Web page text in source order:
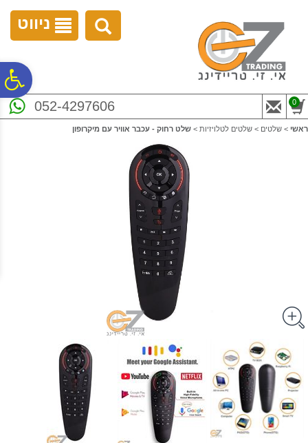
נגישות
ניווט
052-4297606 0
ראשי > שלטים > שלטים לטלויזיות > שלט רחוק - עכבר אוויר עם מיקרופון